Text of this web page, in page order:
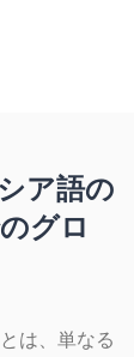
ア語の
グロ
は、単なる